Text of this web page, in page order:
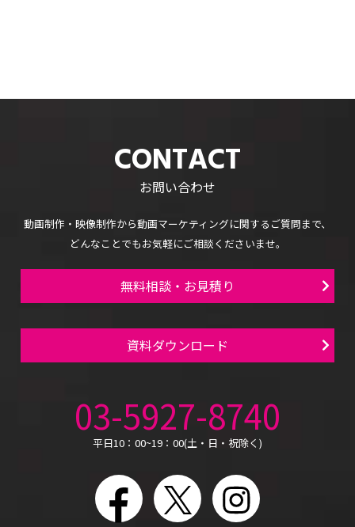
CONTACT
お問い合わせ
動画制作・映像制作から動画マーケティングに関するご質問まで、
どんなことでもお気軽にご相談くださいませ。
無料相談・お見積り
資料ダウンロード
03-5927-8740
平日10：00~19：00(土・日・祝除く)
FacebookX Instagram